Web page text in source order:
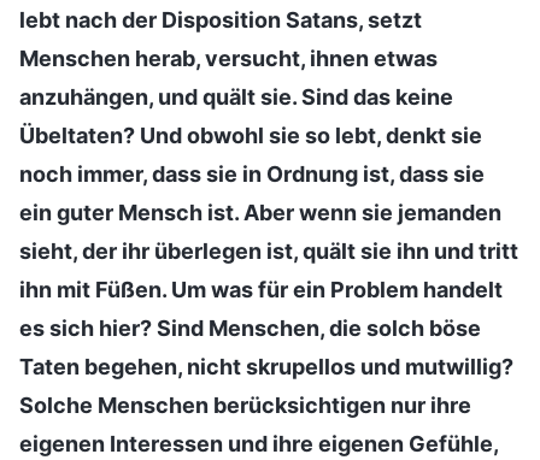
lebt nach der Disposition Satans, setzt
Menschen herab, versucht, ihnen etwas
anzuhängen, und quält sie. Sind das keine
Übeltaten? Und obwohl sie so lebt, denkt sie
noch immer, dass sie in Ordnung ist, dass sie
ein guter Mensch ist. Aber wenn sie jemanden
sieht, der ihr überlegen ist, quält sie ihn und tritt
ihn mit Füßen. Um was für ein Problem handelt
es sich hier? Sind Menschen, die solch böse
Taten begehen, nicht skrupellos und mutwillig?
Solche Menschen berücksichtigen nur ihre
eigenen Interessen und ihre eigenen Gefühle,